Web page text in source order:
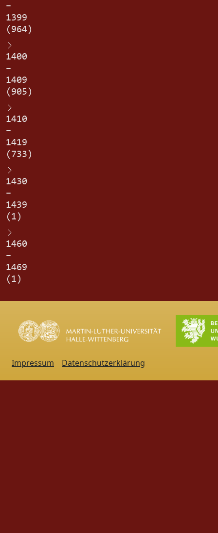
–
1399
(964)
1400
–
1409
(905)
1410
–
1419
(733)
1430
–
1439
(1)
1460
–
1469
(1)
Impressum Datenschutzerklärung